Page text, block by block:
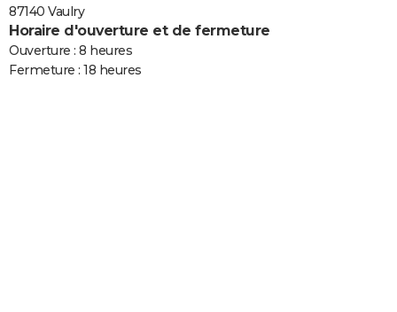
Bricolage
Lifestyle
Culture
Sport
Auto
Television
Voyage
Cinema
87140 Vaulry
Horaire d'ouverture et de fermeture
Ouverture : 8 heures
Fermeture : 18 heures